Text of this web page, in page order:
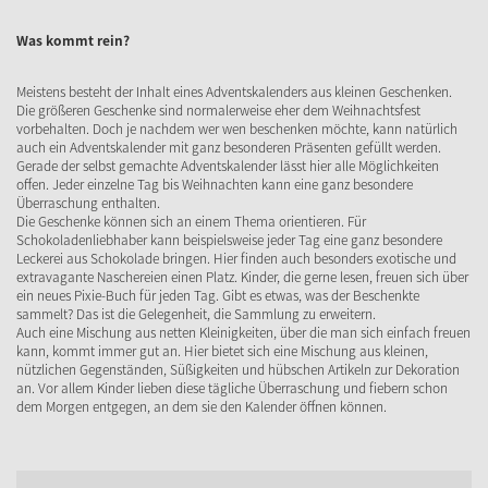
Was kommt rein?
Meistens besteht der Inhalt eines Adventskalenders aus kleinen Geschenken.
Die größeren Geschenke sind normalerweise eher dem Weihnachtsfest
vorbehalten. Doch je nachdem wer wen beschenken möchte, kann natürlich
auch ein Adventskalender mit ganz besonderen Präsenten gefüllt werden.
Gerade der selbst gemachte Adventskalender lässt hier alle Möglichkeiten
offen. Jeder einzelne Tag bis Weihnachten kann eine ganz besondere
Überraschung enthalten.
Die Geschenke können sich an einem Thema orientieren. Für
Schokoladenliebhaber kann beispielsweise jeder Tag eine ganz besondere
Leckerei aus Schokolade bringen. Hier finden auch besonders exotische und
extravagante Naschereien einen Platz. Kinder, die gerne lesen, freuen sich über
ein neues Pixie-Buch für jeden Tag. Gibt es etwas, was der Beschenkte
sammelt? Das ist die Gelegenheit, die Sammlung zu erweitern.
Auch eine Mischung aus netten Kleinigkeiten, über die man sich einfach freuen
kann, kommt immer gut an. Hier bietet sich eine Mischung aus kleinen,
nützlichen Gegenständen, Süßigkeiten und hübschen Artikeln zur Dekoration
an. Vor allem Kinder lieben diese tägliche Überraschung und fiebern schon
dem Morgen entgegen, an dem sie den Kalender öffnen können.